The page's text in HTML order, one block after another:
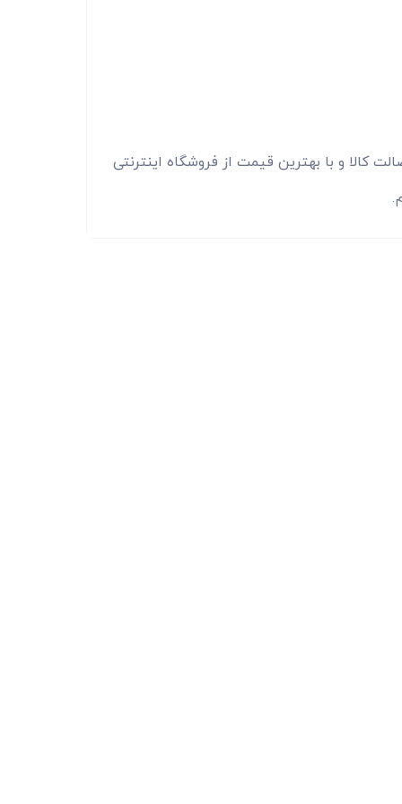
ادونسد 0.15% را با اطمینان از اصالت کالا و با بهترین قیمت از فروشگاه اینترنتی